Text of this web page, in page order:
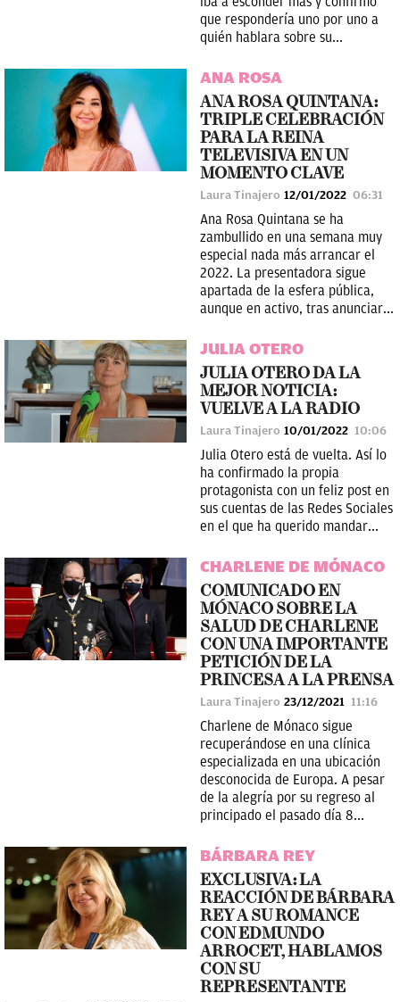
que respondería uno por uno a
quién hablara sobre su...
ANA ROSA
ANA ROSA QUINTANA:
TRIPLE CELEBRACIÓN
PARA LA REINA
TELEVISIVA EN UN
MOMENTO CLAVE
Laura Tinajero 12/01/2022 06:31
Ana Rosa Quintana se ha
zambullido en una semana muy
especial nada más arrancar el
2022. La presentadora sigue
apartada de la esfera pública,
aunque en activo, tras anunciar...
JULIA OTERO
JULIA OTERO DA LA
MEJOR NOTICIA:
VUELVE A LA RADIO
Laura Tinajero 10/01/2022 10:06
Julia Otero está de vuelta. Así lo
ha confirmado la propia
protagonista con un feliz post en
sus cuentas de las Redes Sociales
en el que ha querido mandar...
CHARLENE DE MÓNACO
COMUNICADO EN
MÓNACO SOBRE LA
SALUD DE CHARLENE
CON UNA IMPORTANTE
PETICIÓN DE LA
PRINCESA A LA PRENSA
Laura Tinajero 23/12/2021 11:16
Charlene de Mónaco sigue
recuperándose en una clínica
especializada en una ubicación
desconocida de Europa. A pesar
de la alegría por su regreso al
principado el pasado día 8...
BÁRBARA REY
EXCLUSIVA: LA
REACCIÓN DE BÁRBARA
REY A SU ROMANCE
CON EDMUNDO
ARROCET, HABLAMOS
CON SU
REPRESENTANTE